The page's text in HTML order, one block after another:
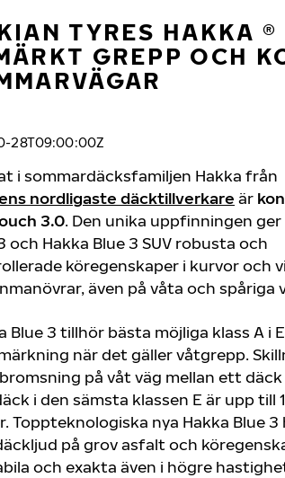
TYRES HAKKA ®
GREPP OCH
28T09:00:00Z
i sommardäcksfamiljen Hakka från
nordligaste däcktillverkare är
3.0. Den unika uppfinningen ger
och Hakka Blue 3 SUV robusta och
köregenskaper i kurvor och
även på våta och spåriga
Blue 3 tillhör bästa möjliga klass A i
när det gäller våtgrepp.
på våt väg mellan ett däck
i den sämsta klassen E är upp till
Toppteknologiska nya Hakka Blue
på grov asfalt och
och exakta även i högre